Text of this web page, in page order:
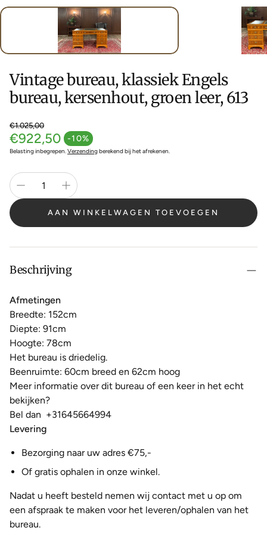
Vintage bureau, klassiek Engels
bureau, kersenhout, groen leer, 613
€922,50 -10%
Aanbiedingsprijs
Normale prijs
€1.025,00
Belasting inbegrepen.Verzendingberekend bij het afrekenen.
AAN WINKELWAGEN TOEVOEGEN
Beschrijving
Afmetingen
Breedte: 152cm
Diepte: 91cm
Hoogte: 78cm
Het bureau is driedelig.
Beenruimte: 60cm breed en 62cm hoog
Meer informatie over dit bureau of een keer in het echt
bekijken?
Bel dan +31645664994
Levering
Bezorging naar uw adres €75,-
Of gratis ophalen in onze winkel.
Nadat u heeft besteld nemen wij contact met u op om
een afspraak te maken voor het leveren/ophalen van het
bureau.